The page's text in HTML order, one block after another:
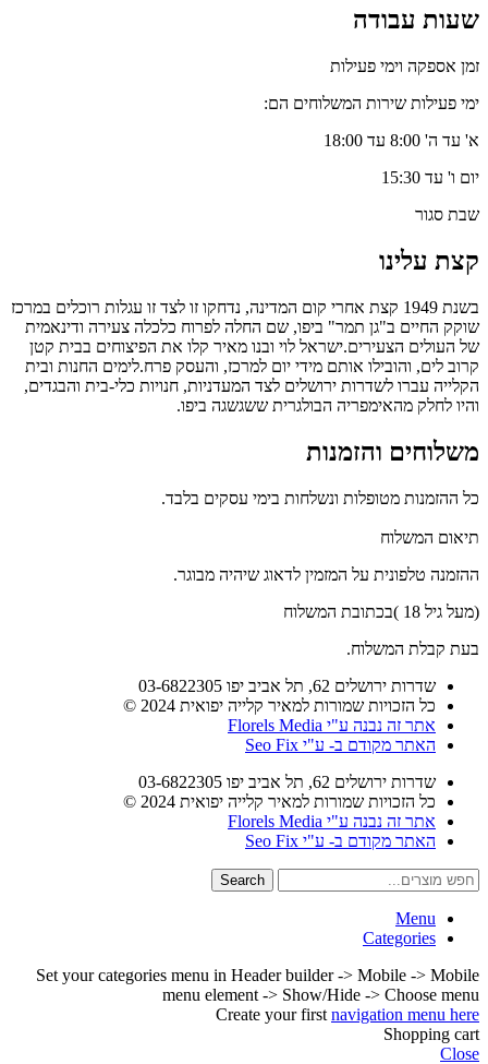
שעות עבודה
זמן אספקה וימי פעילות
ימי פעילות שירות המשלוחים הם:
א' עד ה' 8:00 עד 18:00
יום ו' עד 15:30
שבת סגור
קצת עלינו
בשנת 1949 קצת אחרי קום המדינה, נדחקו זו לצד זו עגלות רוכלים במרכז
שוקק החיים ב"גן תמר" ביפו, שם החלה לפרוח כלכלה צעירה ודינאמית
של העולים הצעירים.ישראל לוי ובנו מאיר קלו את הפיצוחים בבית קטן
קרוב לים, והובילו אותם מידי יום למרכז, והעסק פרח.לימים החנות ובית
הקלייה עברו לשדרות ירושלים לצד המעדניות, חנויות כלי-בית והבגדים,
והיו לחלק מהאימפריה הבולגרית ששגשגה ביפו.
משלוחים והזמנות
כל ההזמנות מטופלות ונשלחות בימי עסקים בלבד.
תיאום המשלוח
ההזמנה טלפונית על המזמין לדאוג שיהיה מבוגר.
(מעל גיל 18 )בכתובת המשלוח
בעת קבלת המשלוח.
שדרות ירושלים 62, תל אביב יפו 03-6822305
כל הזכויות שמורות למאיר קלייה יפואית 2024 ©
אתר זה נבנה ע"י Florels Media
האתר מקודם ב- ע"י Seo Fix
שדרות ירושלים 62, תל אביב יפו 03-6822305
כל הזכויות שמורות למאיר קלייה יפואית 2024 ©
אתר זה נבנה ע"י Florels Media
האתר מקודם ב- ע"י Seo Fix
Search
Menu
Categories
Set your categories menu in Header builder -> Mobile -> Mobile
menu element -> Show/Hide -> Choose menu
Create your first navigation menu here
Shopping cart
Close